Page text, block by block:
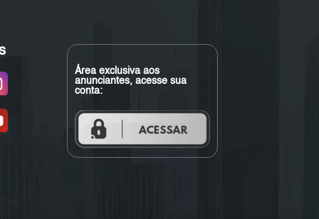
Área exclusiva aos
anunciantes, acesse sua
conta: